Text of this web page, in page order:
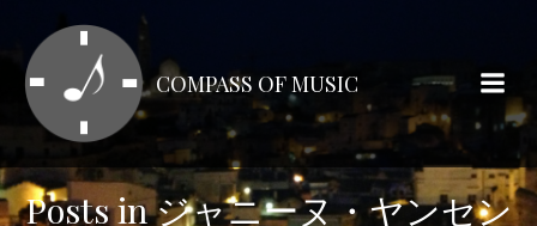
テ
ン
ツ
ス
キ
COMPASS OF MUSIC
Posts in ジャニーヌ・ヤンセン